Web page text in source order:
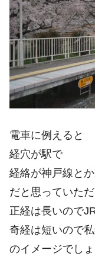
電車に例えると
経穴が駅で
経絡が神戸線と
だと思っていた
正経は長いので
奇経は短いので
のイメージでしょ